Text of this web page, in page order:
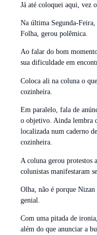
Já até coloquei aqui, vez
Na última Segunda-
Folha, gerou polêmica.
Ao falar do bom
sua dificuldade em
Coloca ali na coluna o
cozinheira.
Em paralelo, fala de
o objetivo. Ainda lembra
localizada num caderno
cozinheira.
A coluna gerou protestos
colunistas manifestaram
Olha, não é porque
genial.
Com uma pitada de
além do que anunciar a